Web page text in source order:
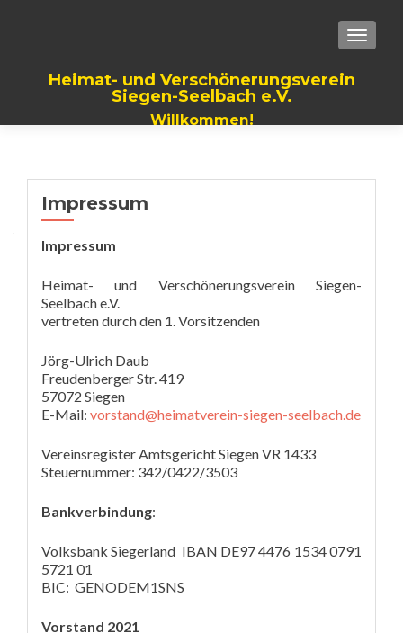
Heimat- und Verschönerungsverein
Siegen-Seelbach e.V.
Willkommen!
Impressum
Impressum
Heimat- und Verschönerungsverein Siegen-
Seelbach e.V.
vertreten durch den 1. Vorsitzenden
Jörg-Ulrich Daub
Freudenberger Str. 419
57072 Siegen
E-Mail: vorstand@heimatverein-siegen-seelbach.de
Vereinsregister Amtsgericht Siegen VR 1433
Steuernummer: 342/0422/3503
Bankverbindung:
Volksbank Siegerland IBAN DE97 4476 1534 0791
5721 01
BIC: GENODEM1SNS
Vorstand 2021